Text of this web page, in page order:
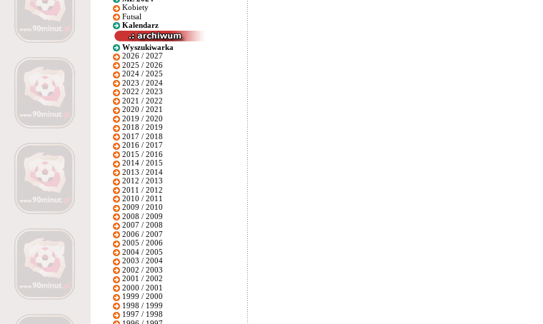
Kobiety
Futsal
Kalendarz
Wyszukiwarka
2026 / 2027
2025 / 2026
2024 / 2025
2023 / 2024
2022 / 2023
2021 / 2022
2020 / 2021
2019 / 2020
2018 / 2019
2017 / 2018
2016 / 2017
2015 / 2016
2014 / 2015
2013 / 2014
2012 / 2013
2011 / 2012
2010 / 2011
2009 / 2010
2008 / 2009
2007 / 2008
2006 / 2007
2005 / 2006
2004 / 2005
2003 / 2004
2002 / 2003
2001 / 2002
2000 / 2001
1999 / 2000
1998 / 1999
1997 / 1998